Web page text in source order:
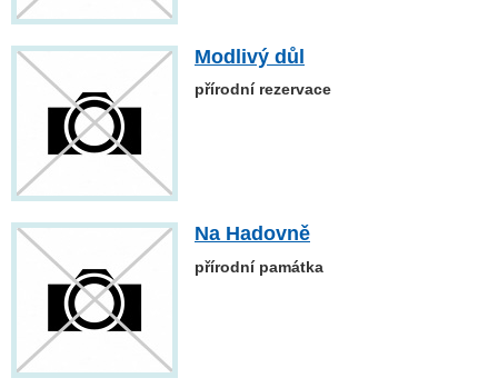
Modlivý důl
přírodní rezervace
Na Hadovně
přírodní památka